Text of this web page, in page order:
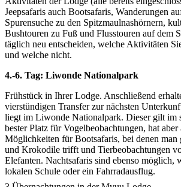
Jeepsafaris auch Bootsafaris, Wanderungen
Spurensuche zu den Spitzmaulnashörnern,
Bushtouren zu Fuß und Flusstouren auf dem
täglich neu entscheiden, welche Aktivitäten
und welche nicht.
4.-6. Tag: Liwonde Nationalpark
Frühstück in Ihrer Lodge. Anschließend
vierstündigen Transfer zur nächsten
liegt im Liwonde Nationalpark. Dieser gilt im
bester Platz für Vogelbeobachtungen, hat
Möglichkeiten für Bootsafaris, bei denen man
und Krokodile trifft und Tierbeobachtungen
Elefanten. Nachtsafaris sind ebenso möglich,
lokalen Schule oder ein Fahrradausflug.